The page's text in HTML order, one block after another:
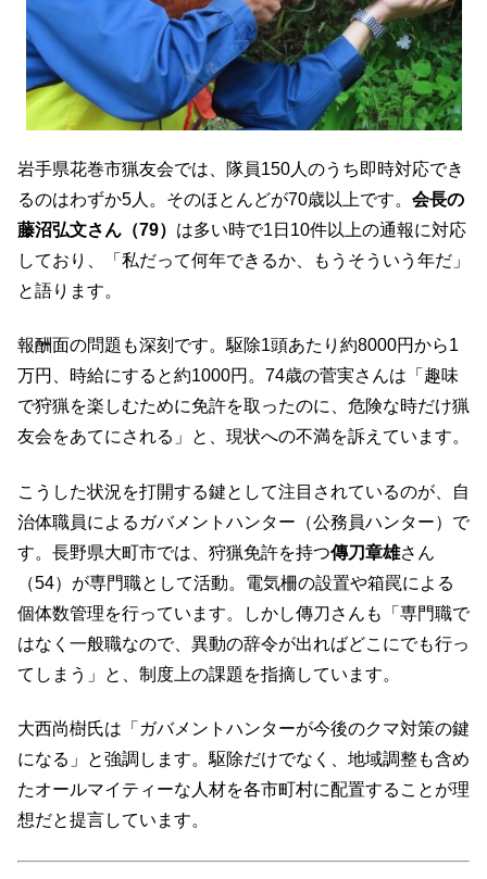
岩手県花巻市猟友会では、隊員150人のうち即時対応でき
るのはわずか5人。そのほとんどが70歳以上です。 会長の
藤沼弘文さん（79） は多い時で1日10件以上の通報に対応
しており、「私だって何年できるか、もうそういう年だ」
と語ります。
報酬面の問題も深刻です。駆除1頭あたり約8000円から1
万円、時給にすると約1000円。74歳の菅実さんは「趣味
で狩猟を楽しむために免許を取ったのに、危険な時だけ猟
友会をあてにされる」と、現状への不満を訴えています。
こうした状況を打開する鍵として注目されているのが、自
治体職員によるガバメントハンター（公務員ハンター）で
す。長野県大町市では、狩猟免許を持つ傳刀章雄さん
（54）が専門職として活動。電気柵の設置や箱罠による
個体数管理を行っています。しかし傳刀さんも「専門職で
はなく一般職なので、異動の辞令が出ればどこにでも行っ
てしまう」と、制度上の課題を指摘しています。
大西尚樹氏は「ガバメントハンターが今後のクマ対策の鍵
になる」と強調します。駆除だけでなく、地域調整も含め
たオールマイティーな人材を各市町村に配置することが理
想だと提言しています。